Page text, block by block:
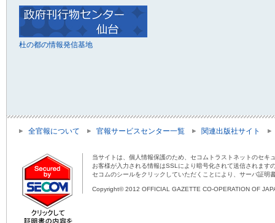
杜の都の情報発信基地
全官報について 官報サービスセンター一覧 関連出版社サイト
当サイトは、個人情報保護のため、セコムトラストネットのセキ
お客様が入力される情報はSSLにより暗号化されて送信されま
セコムのシールをクリックしていただくことにより、サーバ証明
Copyright© 2012 OFFICIAL GAZETTE CO-OPERATION OF